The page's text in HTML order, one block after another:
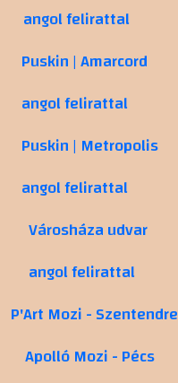
angol felirattal
Puskin | Amarcord
angol felirattal
Puskin | Metropolis
angol felirattal
Városháza udvar
angol felirattal
P'Art Mozi - Szentendre
Apolló Mozi - Pécs